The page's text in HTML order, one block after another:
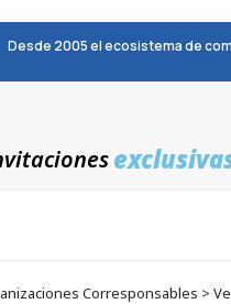
Desde 2005 el ecosistema de
Corresponsables >